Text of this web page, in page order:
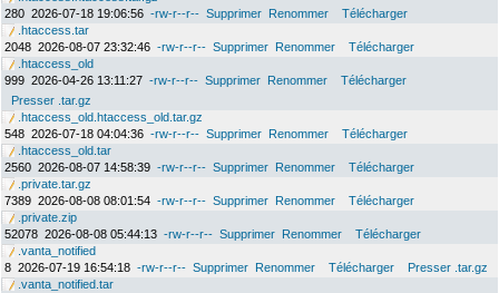
280 2026-07-18 19:06:56 -rw-r--r-- Supprimer Renommer
Télécharger
.htaccess.tar
2048 2026-08-07 23:32:46 -rw-r--r-- Supprimer Renommer
Télécharger
.htaccess_old
999 2026-04-26 13:11:27 -rw-r--r-- Supprimer Renommer
Télécharger
Presser .tar.gz
.htaccess_old.htaccess_old.tar.gz
548 2026-07-18 04:04:36 -rw-r--r-- Supprimer Renommer
Télécharger
.htaccess_old.tar
2560 2026-08-07 14:58:39 -rw-r--r-- Supprimer Renommer
Télécharger
.private.tar.gz
7389 2026-08-08 08:01:54 -rw-r--r-- Supprimer Renommer
Télécharger
.private.zip
52078 2026-08-08 05:44:13 -rw-r--r-- Supprimer Renommer
Télécharger
.vanta_notified
8 2026-07-19 16:54:18 -rw-r--r-- Supprimer Renommer Télécharger
Presser .tar.gz
.vanta_notified.tar